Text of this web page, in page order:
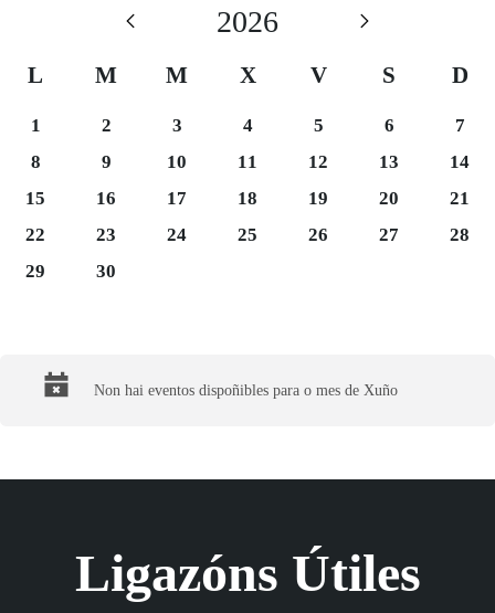
2026
L M M X V S D
Luns 1
1 Martes 2
2 Mércores 3
3 Xoves 4
4 Venres 5
5 Sábado 6
6
7
Luns 8
8 Martes 9
9 Mércores 10
10 Xoves 11
11 Venres 12
12 Sábado 13
13
14
Luns 15
15 Martes 16
16 Mércores 17
17 Xoves 18
18 Venres 19
19 Sábado 20
20
21
Luns 22
22 Martes 23
23 Mércores 24
24 Xoves 25
25 Venres 26
26 Sábado 27
27
28
Luns 29
29 Martes 30
30
Non hai eventos dispoñibles para o mes de Xuño
Ligazóns Útiles